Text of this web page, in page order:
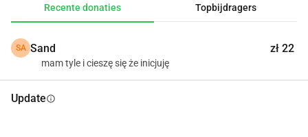
Recente donaties Topbijdragers
SA Sand zł 22
mam tyle i cieszę się że inicjuję
Updateinfo